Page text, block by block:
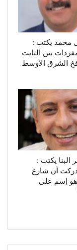
محمد يكتب :
بين الثابت
فخ الشرق الأوسط
البنا يكتب :
أن شارع
هو إسم على